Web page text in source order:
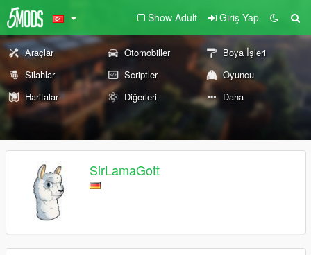
Show Adult Giriş Yap
Araçlar Otomobiller
Boya İşleri
Silahlar
Scriptler
Oyuncu
Haritalar
Diğerleri Daha
SirLamaGott